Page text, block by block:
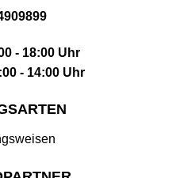
- 18:00 Uhr
14:00 Uhr